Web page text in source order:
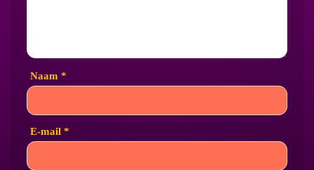
Naam *
E-mail *